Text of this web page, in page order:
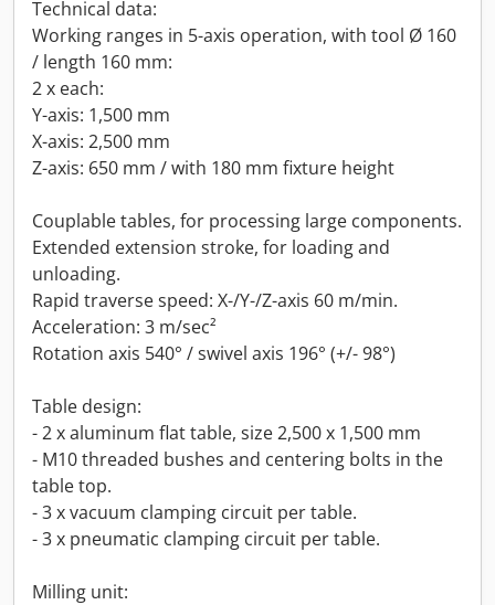
Technical data:
Working ranges in 5-axis operation, with tool Ø 160
/ length 160 mm:
2 x each:
Y-axis: 1,500 mm
X-axis: 2,500 mm
Z-axis: 650 mm / with 180 mm fixture height
Couplable tables, for processing large components.
Extended extension stroke, for loading and
unloading.
Rapid traverse speed: X-/Y-/Z-axis 60 m/min.
Acceleration: 3 m/sec²
Rotation axis 540° / swivel axis 196° (+/- 98°)
Table design:
- 2 x aluminum flat table, size 2,500 x 1,500 mm
- M10 threaded bushes and centering bolts in the
table top.
- 3 x vacuum clamping circuit per table.
- 3 x pneumatic clamping circuit per table.
Milling unit: